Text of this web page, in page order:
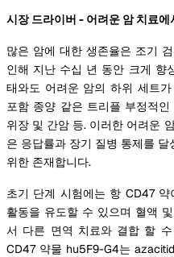
시장 드라이버 - 어려운 암 치료
많은 암에 대한 생존율은 조기
인해 지난 수십 년 동안 크게 향
태와도 어려운 암의 하위 세트
포함 종양 같은 트리플 부정적
위장 및 간암 등. 이러한 어려운
은 응답률과 장기 질병 통제를
위한 존재합니다.
초기 단계 시험에는 항 CD47
활동을 유도할 수 있으며 혈액
서 다른 면역 치료와 결합 할
CD47 약물 hu5F9-G4는